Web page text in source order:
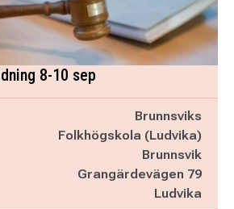
8-10 sep
Brunnsviks
Folkhögskola (Ludvika)
Brunnsvik
Grangärdevägen 79
Ludvika